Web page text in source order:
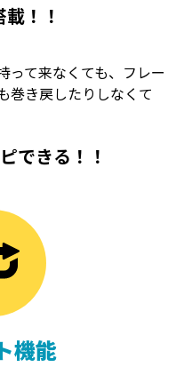
！！
って来なくても、フレー
巻き戻したりしなくて
できる！！
機能